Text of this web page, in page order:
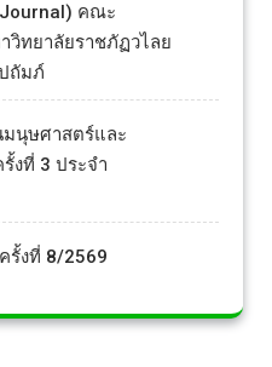
คณะ
วิทยาลัยราชภัฏวไลย
ถัมภ์
นุษศาสตร์และ
งที่ 3 ประจำ
รั้งที่ 8/2569